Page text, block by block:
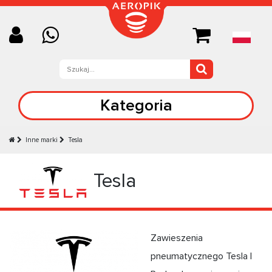
Kategoria
Inne marki Tesla
Tesla
Zawieszenia
pneumatycznego Tesla |